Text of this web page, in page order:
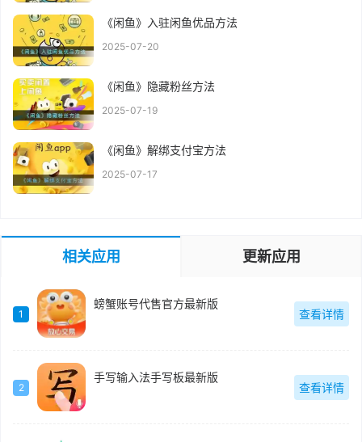
《闲鱼》入驻闲鱼优品方法
2025-07-20
《闲鱼》隐藏粉丝方法
2025-07-19
《闲鱼》解绑支付宝方法
2025-07-17
相关应用 更新应用
1
螃蟹账号代售官方最新版
查看详情
2
手写输入法手写板最新版
查看详情